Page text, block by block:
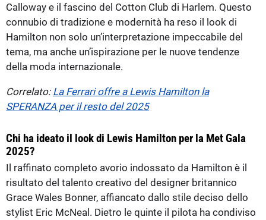
Calloway e il fascino del Cotton Club di Harlem. Questo
connubio di tradizione e modernità ha reso il look di
Hamilton non solo un’interpretazione impeccabile del
tema, ma anche un’ispirazione per le nuove tendenze
della moda internazionale.
Correlato: La Ferrari offre a Lewis Hamilton la
SPERANZA per il resto del 2025
Chi ha ideato il look di Lewis Hamilton per la Met Gala
2025?
Il raffinato completo avorio indossato da Hamilton è il
risultato del talento creativo del designer britannico
Grace Wales Bonner, affiancato dallo stile deciso dello
stylist Eric McNeal. Dietro le quinte il pilota ha condiviso